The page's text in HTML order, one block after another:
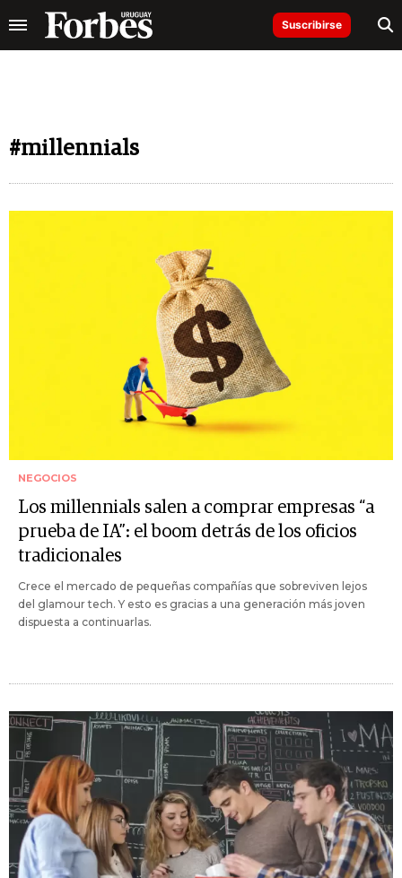
Suscribirse
#millennials
NEGOCIOS
Los millennials salen a comprar empresas “a
prueba de IA”: el boom detrás de los oficios
tradicionales
Crece el mercado de pequeñas compañías que sobreviven lejos
del glamour tech. Y esto es gracias a una generación más joven
dispuesta a continuarlas.